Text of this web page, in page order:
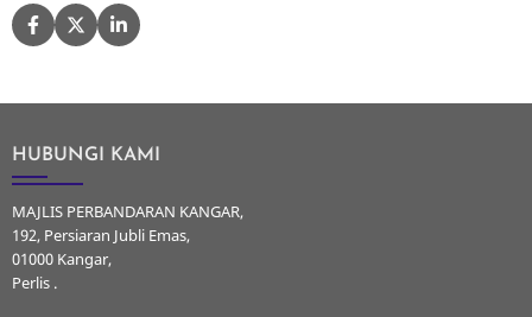
HUBUNGI KAMI
MAJLIS PERBANDARAN KANGAR,
192, Persiaran Jubli Emas,
01000 Kangar,
Perlis .